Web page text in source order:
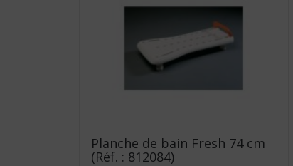
Planche de bain Fresh 74 cm
(Réf. : 812084)